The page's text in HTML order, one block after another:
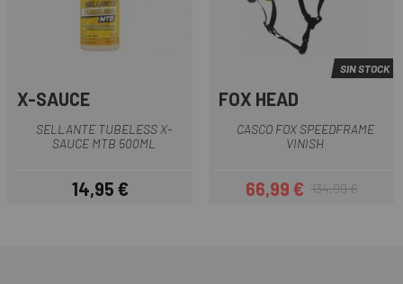
X-SAUCE
SELLANTE TUBELESS X-
SAUCE MTB 500ML
Precio
14,95 €
SIN STOCK
FOX HEAD
CASCO FOX SPEEDFRAME
VINISH
Precio
66,99 €Precio regular
134,99 €